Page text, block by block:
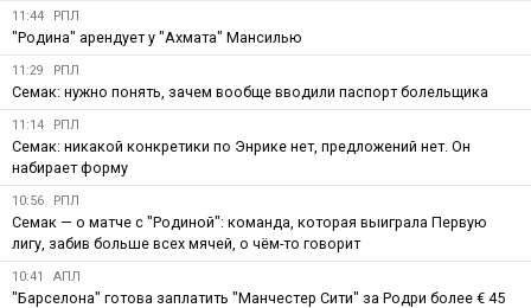
11:44 РПЛ
"Родина" арендует у "Ахмата" Мансилью
11:29 РПЛ
Семак: нужно понять, зачем вообще вводили паспорт болельщика
11:14 РПЛ
Семак: никакой конкретики по Энрике нет, предложений нет. Он
набирает форму
10:56 РПЛ
Семак — о матче с "Родиной": команда, которая выиграла Первую
лигу, забив больше всех мячей, о чём-то говорит
10:41 АПЛ
"Барселона" готова заплатить "Манчестер Сити" за Родри более € 45